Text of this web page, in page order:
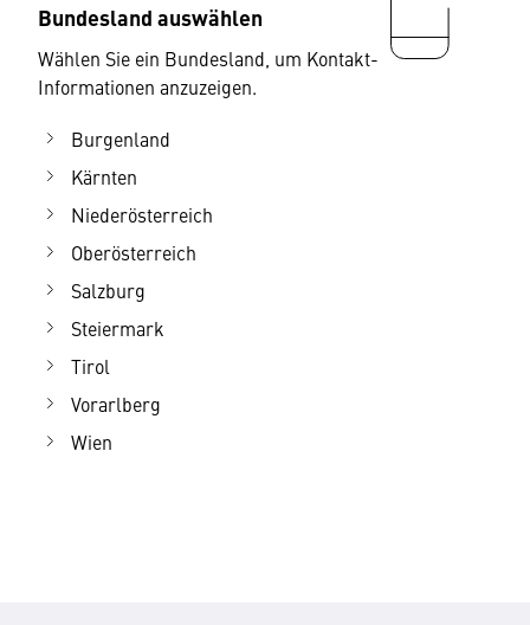
Bundesland auswählen
Wählen Sie ein Bundesland, um Kontakt-
Informationen anzuzeigen.
Burgenland
Kärnten
Niederösterreich
Oberösterreich
Salzburg
Steiermark
Tirol
Vorarlberg
Wien